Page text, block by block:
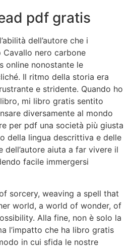
pdf gratis
dell’autore che i
Cavallo nero carbone
online nonostante le
Il ritmo della storia era
e stridente. Quando ho
mi libro gratis sentito
diversamente al mondo
per pdf una società più giusta
della lingua descrittiva e delle
aiuta a far vivere il
facile immergersi
sorcery, weaving a spell that
world, a world of wonder, of
Alla fine, non è solo la
l’impatto che ha libro gratis
in cui sfida le nostre